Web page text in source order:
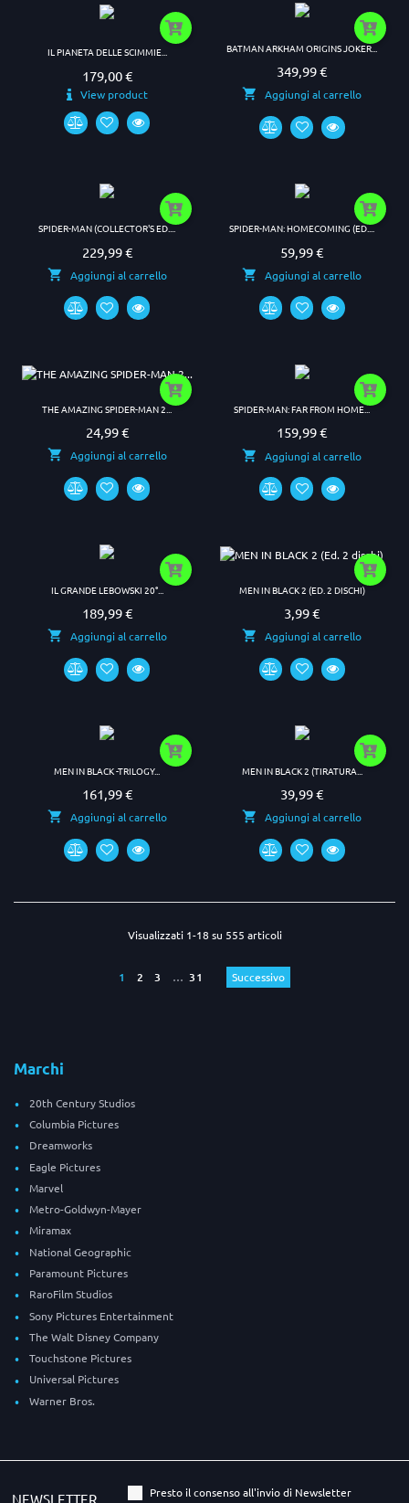
IL PIANETA DELLE SCIMMIE...
Prezzo
179,00 €
View product
BATMAN ARKHAM ORIGINS JOKER...
Prezzo
349,99 €
Aggiungi al carrello
SPIDER-MAN (COLLECTOR'S ED....
Prezzo
229,99 €
Aggiungi al carrello
SPIDER-MAN: HOMECOMING (ED....
Prezzo
59,99 €
Aggiungi al carrello
THE AMAZING SPIDER-MAN 2...
Prezzo
24,99 €
Aggiungi al carrello
SPIDER-MAN: FAR FROM HOME...
Prezzo
159,99 €
Aggiungi al carrello
IL GRANDE LEBOWSKI 20°...
Prezzo
189,99 €
Aggiungi al carrello
MEN IN BLACK 2 (ED. 2 DISCHI)
Prezzo
3,99 €
Aggiungi al carrello
MEN IN BLACK -TRILOGY...
Prezzo
161,99 €
Aggiungi al carrello
MEN IN BLACK 2 (TIRATURA...
Prezzo
39,99 €
Aggiungi al carrello
Visualizzati 1-18 su 555 articoli
1 2 3 … 31 Successivo
Marchi
20th Century Studios
Columbia Pictures
Dreamworks
Eagle Pictures
Marvel
Metro-Goldwyn-Mayer
Miramax
National Geographic
Paramount Pictures
RaroFilm Studios
Sony Pictures Entertainment
The Walt Disney Company
Touchstone Pictures
Universal Pictures
Warner Bros.
NEWSLETTER Presto il consenso all'invio di Newsletter